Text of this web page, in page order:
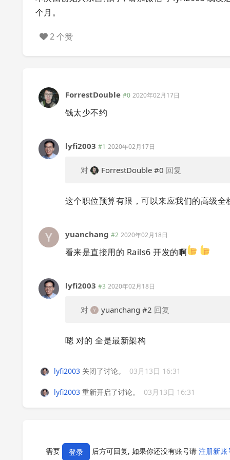
个月。
2 个赞
ForrestDouble #0 2020年02月17日
钱太少不约
lyfi2003 #1 2020年02月17日
对 ForrestDouble #0 回复
这个职位预算有限，可以来应我们的高级全
yuanchang #2 2020年02月18日
看来是直接用的 Rails6 开发的啊
lyfi2003 #3 2020年02月18日
对 yuanchang #2 回复
嗯 对的 全是最新架构
lyfi2003 关闭了讨论。 03月13日 16:31
lyfi2003 重新开启了讨论。 03月13日 16:31
需要 登录 后方可回复, 如果你还没有账号请 注册新账